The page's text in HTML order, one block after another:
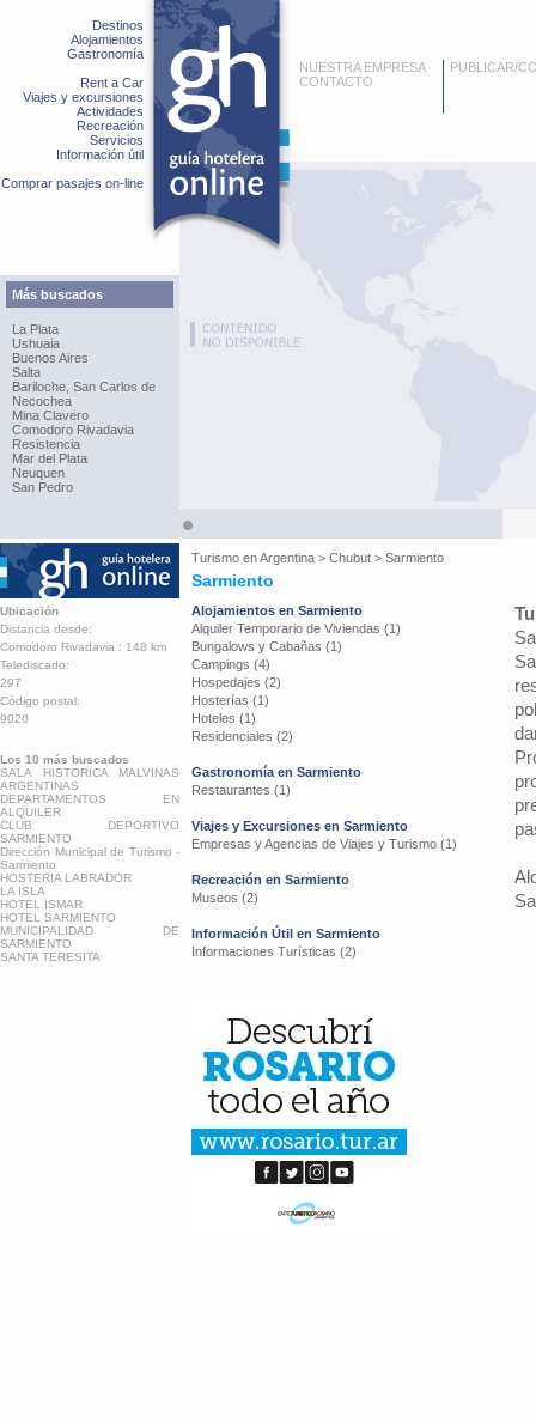
Destinos
Alojamientos
Gastronomía
Rent a Car
Viajes y excursiones
Actividades
Recreación
Servicios
Información útil
Comprar pasajes on-line
Más buscados
La Plata
Ushuaia
Buenos Aires
Salta
Bariloche, San Carlos de
Necochea
Mina Clavero
Comodoro Rivadavia
Resistencia
Mar del Plata
Neuquen
San Pedro
NUESTRA EMPRESA
CONTACTO
PUBLICAR/
Turismo enArgentina > Chubut > Sarmiento
Sarmiento
Ubicación
Distancia desde:
Comodoro Rivadavia : 148 km
Telediscado:
297
Código postal:
9020
Los 10 más buscados
SALA HISTORICA MALVINAS
ARGENTINAS
DEPARTAMENTOS EN
ALQUILER
CLUB DEPORTIVO
SARMIENTO
Dirección Municipal de Turismo -
Sarmiento
HOSTERIA LABRADOR
LA ISLA
HOTEL ISMAR
HOTEL SARMIENTO
MUNICIPALIDAD DE
SARMIENTO
SANTA TERESITA
Alojamientos en Sarmiento
Alquiler Temporario de Viviendas (1)
Bungalows y Cabañas (1)
Campings (4)
Hospedajes (2)
Hosterías (1)
Hoteles (1)
Residenciales (2)
Gastronomía en Sarmiento
Restaurantes (1)
Viajes y Excursiones en Sarmiento
Empresas y Agencias de Viajes y Turismo (1)
Recreación en Sarmiento
Museos (2)
Información Útil en Sarmiento
Informaciones Turísticas (2)